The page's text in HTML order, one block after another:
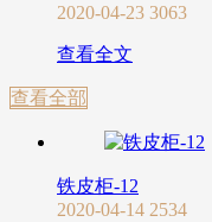
2020-04-23 3063
查看全文
查看全部
铁皮柜-12
2020-04-14 2534